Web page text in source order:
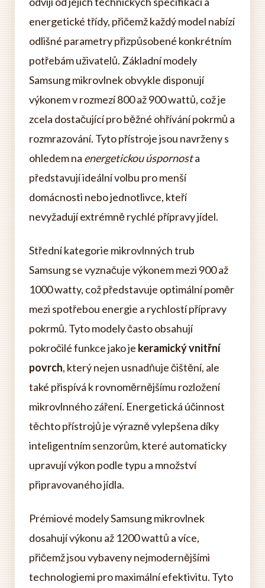
energetické třídy, přičemž každý model nabízí
odlišné parametry přizpůsobené konkrétním
potřebám uživatelů. Základní modely
Samsung mikrovlnek obvykle disponují
výkonem v rozmezí 800 až 900 wattů, což je
zcela dostačující pro běžné ohřívání pokrmů a
rozmrazování. Tyto přístroje jsou navrženy s
ohledem na energetickou úspornosta
představují ideální volbu pro menší
domácnosti nebo jednotlivce, kteří
nevyžadují extrémně rychlé přípravy jídel.
Střední kategorie mikrovlnných trub
Samsung se vyznačuje výkonem mezi 900 až
1000 watty, což představuje optimální poměr
mezi spotřebou energie a rychlostí přípravy
pokrmů. Tyto modely často obsahují
pokročilé funkce jako je keramický vnitřní
povrch, který nejen usnadňuje čištění, ale
také přispívá k rovnoměrnějšímu rozložení
mikrovlnného záření. Energetická účinnost
těchto přístrojů je výrazně vylepšena díky
inteligentním senzorům, které automaticky
upravují výkon podle typu a množství
připravovaného jídla.
Prémiové modely Samsung mikrovlnek
dosahují výkonu až 1200 wattů a více,
přičemž jsou vybaveny nejmodernějšími
technologiemi pro maximální efektivitu. Tyto